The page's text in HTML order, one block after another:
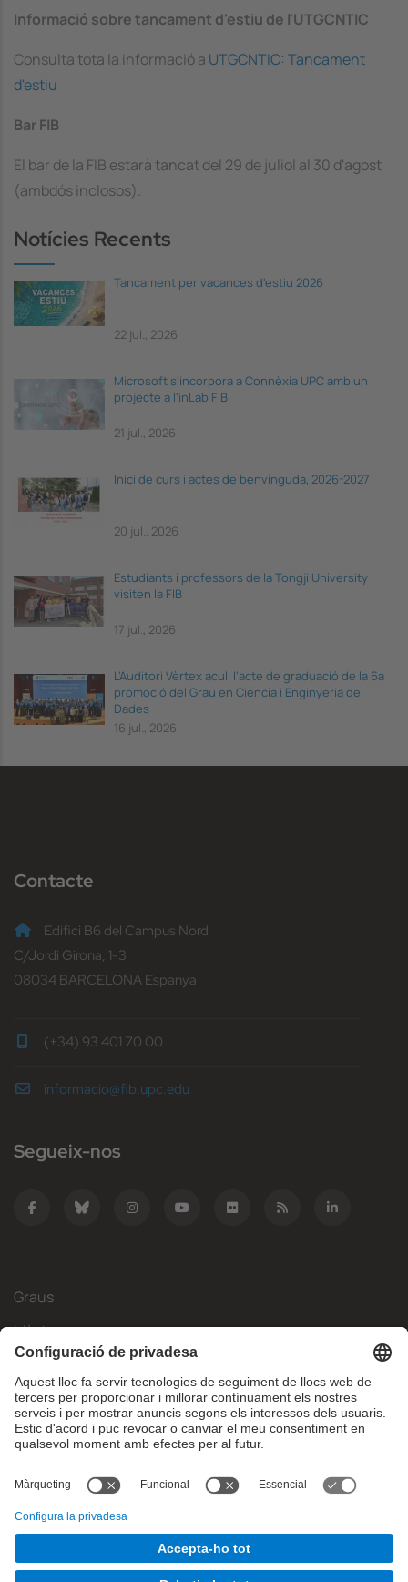
Informació sobre tancament d'estiu de l'UTGCNTIC
Consulta tota la informació a UTGCNTIC: Tancament
d'estiu
Bar FIB
El bar de la FIB estarà tancat del 29 de juliol al 30 d'agost
(ambdós inclosos).
Notícies Recents
Tancament per vacances d'estiu 2026
22 jul., 2026
Microsoft s'incorpora a Connèxia UPC amb un
projecte a l'inLab FIB
21 jul., 2026
Inici de curs i actes de benvinguda, 2026-2027
20 jul., 2026
Estudiants i professors de la Tongji University
visiten la FIB
17 jul., 2026
L’Auditori Vèrtex acull l’acte de graduació de la 6a
promoció del Grau en Ciència i Enginyeria de
Dades
16 jul., 2026
Contacte
Edifici B6 del Campus Nord
C/Jordi Girona, 1-3
08034 BARCELONA Espanya
(+34) 93 401 70 00
informacio@fib.upc.edu
Segueix-nos
Graus
Màsters
Mobilitat Internacional
Recerca
Empresa
Què necessites?
© Facultat d'Informàtica de Barcelona - Universitat Politècnica